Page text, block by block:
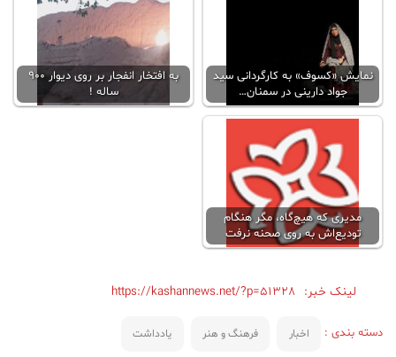
نمایش «کسوف» به کارگردانی سید
جواد دارینی در سمنان…
به افتخار انفجار بر روی دیوار 900
ساله !
مدیری که هیچ‌گاه، مگر هنگام
تودیع‌اش به روی صحنه نرفت
لینک خبر: https://kashannews.net/?p=51328
دسته بندی : اخبار فرهنگ و هنر یادداشت